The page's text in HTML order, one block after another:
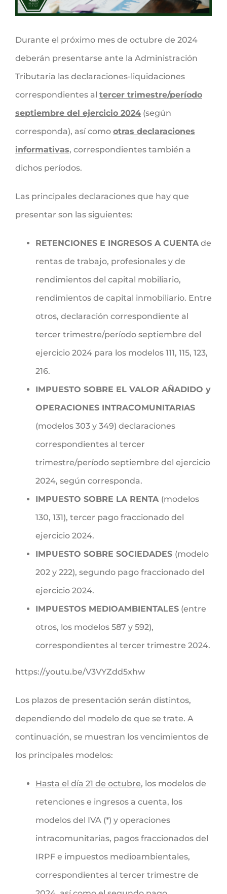
Durante el próximo mes de octubre de 2024
deberán presentarse ante la Administración
Tributaria las declaraciones-liquidaciones
correspondientes al tercer trimestre/período
septiembre del ejercicio 2024 (según
corresponda), así como otras declaraciones
informativas, correspondientes también a
dichos períodos.
Las principales declaraciones que hay que
presentar son las siguientes:
RETENCIONES E INGRESOS A CUENTA de
rentas de trabajo, profesionales y de
rendimientos del capital mobiliario,
rendimientos de capital inmobiliario. Entre
otros, declaración correspondiente al
tercer trimestre/período septiembre del
ejercicio 2024 para los modelos 111, 115, 123,
216.
IMPUESTO SOBRE EL VALOR AÑADIDO y
OPERACIONES INTRACOMUNITARIAS
(modelos 303 y 349) declaraciones
correspondientes al tercer
trimestre/período septiembre del ejercicio
2024, según corresponda.
IMPUESTO SOBRE LA RENTA (modelos
130, 131), tercer pago fraccionado del
ejercicio 2024.
IMPUESTO SOBRE SOCIEDADES (modelo
202 y 222), segundo pago fraccionado del
ejercicio 2024.
IMPUESTOS MEDIOAMBIENTALES (entre
otros, los modelos 587 y 592),
correspondientes al tercer trimestre 2024.
https://youtu.be/V3VYZdd5xhw
Los plazos de presentación serán distintos,
dependiendo del modelo de que se trate. A
continuación, se muestran los vencimientos de
los principales modelos:
Hasta el día 21 de octubre, los modelos de
retenciones e ingresos a cuenta, los
modelos del IVA (*) y operaciones
intracomunitarias, pagos fraccionados del
IRPF e impuestos medioambientales,
correspondientes al tercer trimestre de